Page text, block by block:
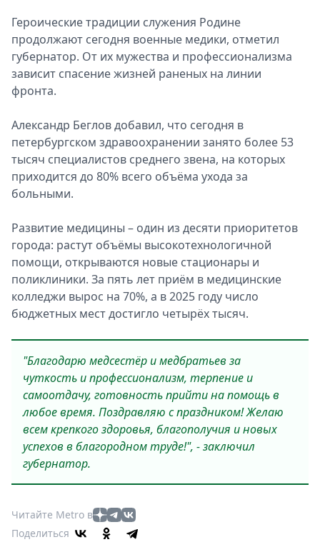
Героические традиции служения Родине
продолжают сегодня военные медики, отметил
губернатор. От их мужества и профессионализма
зависит спасение жизней раненых на линии
фронта.
Александр Беглов добавил, что сегодня в
петербургском здравоохранении занято более 53
тысяч специалистов среднего звена, на которых
приходится до 80% всего объёма ухода за
больными.
Развитие медицины – один из десяти приоритетов
города: растут объёмы высокотехнологичной
помощи, открываются новые стационары и
поликлиники. За пять лет приём в медицинские
колледжи вырос на 70%, а в 2025 году число
бюджетных мест достигло четырёх тысяч.
"Благодарю медсестёр и медбратьев за
чуткость и профессионализм, терпение и
самоотдачу, готовность прийти на помощь в
любое время. Поздравляю с праздником! Желаю
всем крепкого здоровья, благополучия и новых
успехов в благородном труде!", - заключил
губернатор.
Читайте Metro в
Поделиться